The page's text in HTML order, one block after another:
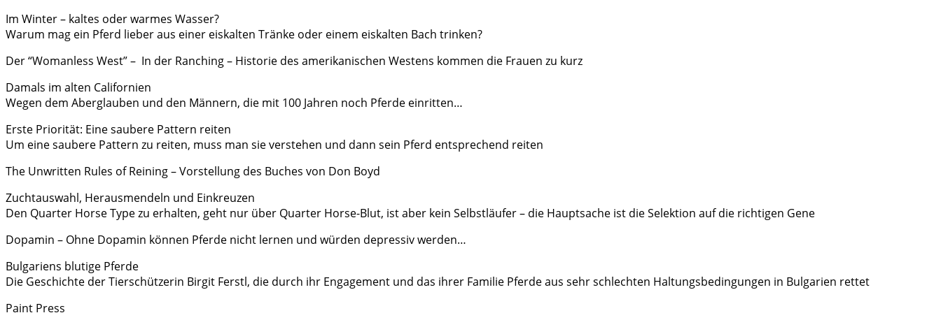
Im Winter – kaltes oder warmes Wasser?
Warum mag ein Pferd lieber aus einer eiskalten Tränke oder einem eiskalten Bach trinken?
Der “Womanless West” – In der Ranching – Historie des amerikanischen Westens kommen die Frauen zu kurz
Damals im alten Californien
Wegen dem Aberglauben und den Männern, die mit 100 Jahren noch Pferde einritten…
Erste Priorität: Eine saubere Pattern reiten
Um eine saubere Pattern zu reiten, muss man sie verstehen und dann sein Pferd entsprechend reiten
The Unwritten Rules of Reining – Vorstellung des Buches von Don Boyd
Zuchtauswahl, Herausmendeln und Einkreuzen
Den Quarter Horse Type zu erhalten, geht nur über Quarter Horse-Blut, ist aber kein Selbstläufer – die Hauptsache ist die Selektion auf die richtigen Gene
Dopamin – Ohne Dopamin können Pferde nicht lernen und würden depressiv werden…
Bulgariens blutige Pferde
Die Geschichte der Tierschützerin Birgit Ferstl, die durch ihr Engagement und das ihrer Familie Pferde aus sehr schlechten Haltungsbedingungen in Bulgarien rettet
Paint Press